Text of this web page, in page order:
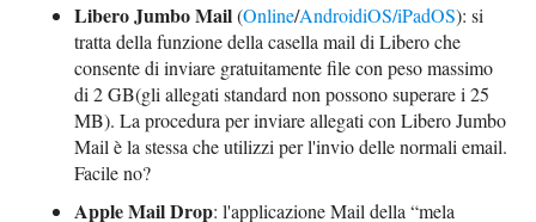
Libero Jumbo Mail(Online/AndroidiOS/iPadOS): si
tratta della funzione della casella mail di Libero che
consente di inviare gratuitamente file con peso massimo
di 2 GB(gli allegati standard non possono superare i 25
MB). La procedura per inviare allegati con Libero Jumbo
Mail è la stessa che utilizzi per l'invio delle normali email.
Facile no?
Apple Mail Drop: l'applicazione Mail della “mela